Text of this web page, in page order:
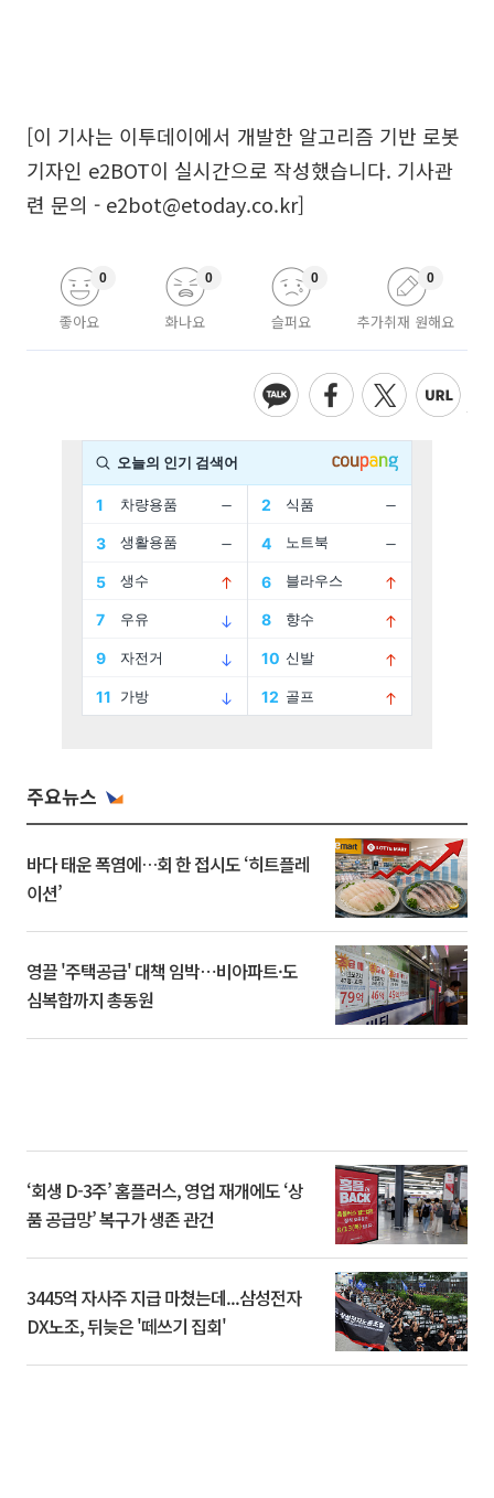
[이 기사는 이투데이에서 개발한 알고리즘 기반 로봇
기자인 e2BOT이 실시간으로 작성했습니다. 기사관
련 문의 - e2bot@etoday.co.kr]
좋아요
0
화나요
0
슬퍼요
0
추가취재 원해요
0
주요뉴스
바다 태운 폭염에…회 한 접시도 ‘히트플레
이션’
영끌 '주택공급' 대책 임박⋯비아파트·도
심복합까지 총동원
‘회생 D-3주’ 홈플러스, 영업 재개에도 ‘상
품 공급망’ 복구가 생존 관건
3445억 자사주 지급 마쳤는데...삼성전자
DX노조, 뒤늦은 '떼쓰기 집회'